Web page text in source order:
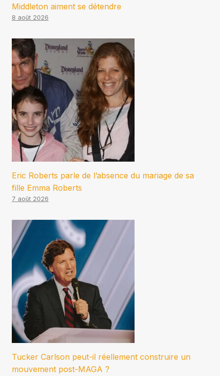
Middleton aiment se détendre
8 août 2026
Eric Roberts parle de l’absence du mariage de sa
fille Emma Roberts
7 août 2026
Tucker Carlson peut-il réellement construire un
mouvement post-MAGA ?